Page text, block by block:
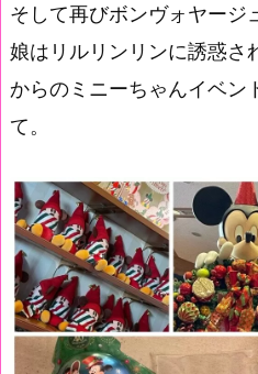
そして再びボンヴォヤージ
娘はリルリンリンに誘惑さ
からのミニーちゃんイベン
て。